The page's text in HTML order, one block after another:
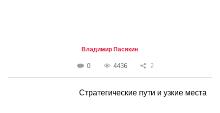
Владимир Пасякин
0 4436 2
Стратегические пути и узкие места